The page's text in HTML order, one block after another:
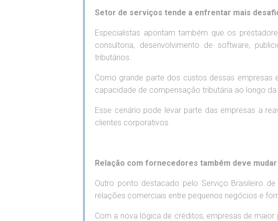
Setor de serviços tende a enfrentar mais
Especialistas apontam também que os
consultoria, desenvolvimento de software,
tributários.
Como grande parte dos custos dessas
capacidade de compensação tributária ao longo
Esse cenário pode levar parte das empresas a
clientes corporativos.
Relação com fornecedores também deve mudar
Outro ponto destacado pelo Serviço Brasileiro
relações comerciais entre pequenos negócios e
Com a nova lógica de créditos, empresas de